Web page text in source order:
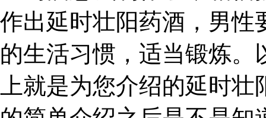
作出延时壮阳药酒，男性
的生活习惯，适当锻炼
上就是为您介绍的延时